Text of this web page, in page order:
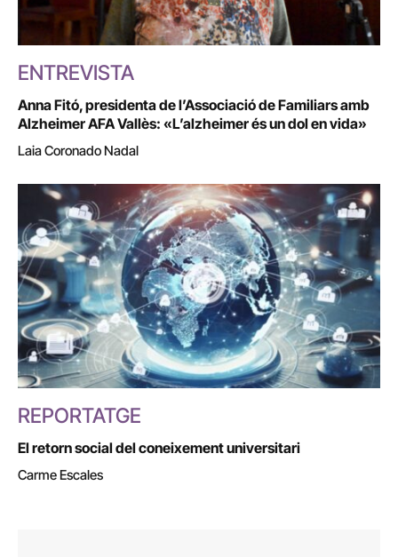
ENTREVISTA
Anna Fitó, presidenta de l’Associació de Familiars amb
Alzheimer AFA Vallès: «L’alzheimer és un dol en vida»
Laia Coronado Nadal
REPORTATGE
El retorn social del coneixement universitari
Carme Escales